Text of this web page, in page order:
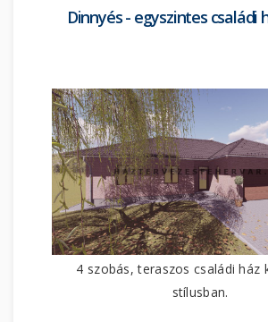
Dinnyés - egyszintes családi
4 szobás, teraszos családi ház
stílusban.